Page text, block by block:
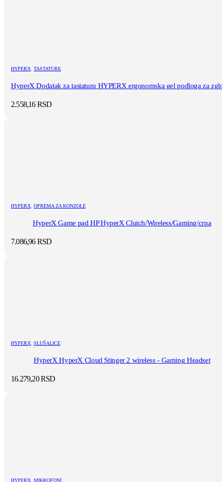
HYPERX TASTATURE
HyperX Dodatak za tastaturu HYPERX ergonomska gel podloga za
2.558,16RSD
HYPERX OPREMA ZA KONZOLE
HyperX Game pad HP HyperX Clutch/Wireless/Gaming/crna
7.086,96RSD
HYPERX SLUŠALICE
HyperX HyperX Cloud Stinger 2 wireless - Gaming Headset
16.279,20RSD
HYPERX MIKROFONI